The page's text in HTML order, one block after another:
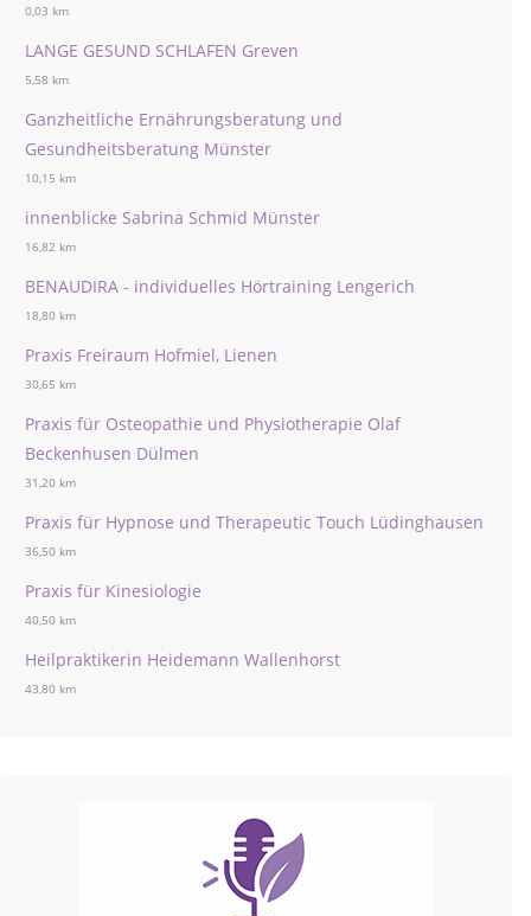
0,03 km
LANGE GESUND SCHLAFEN Greven
5,58 km
Ganzheitliche Ernährungsberatung und
Gesundheitsberatung Münster
10,15 km
innenblicke Sabrina Schmid Münster
16,82 km
BENAUDIRA - individuelles Hörtraining Lengerich
18,80 km
Praxis Freiraum Hofmiel, Lienen
30,65 km
Praxis für Osteopathie und Physiotherapie Olaf
Beckenhusen Dülmen
31,20 km
Praxis für Hypnose und Therapeutic Touch Lüdinghausen
36,50 km
Praxis für Kinesiologie
40,50 km
Heilpraktikerin Heidemann Wallenhorst
43,80 km